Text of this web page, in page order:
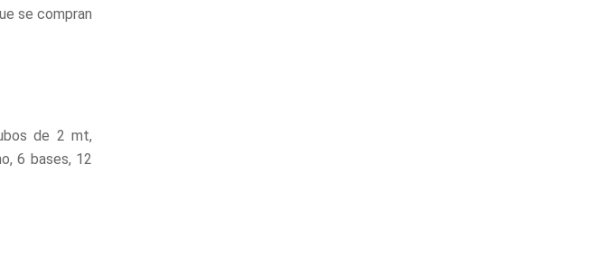
se compran
de 2 mt,
6 bases, 12